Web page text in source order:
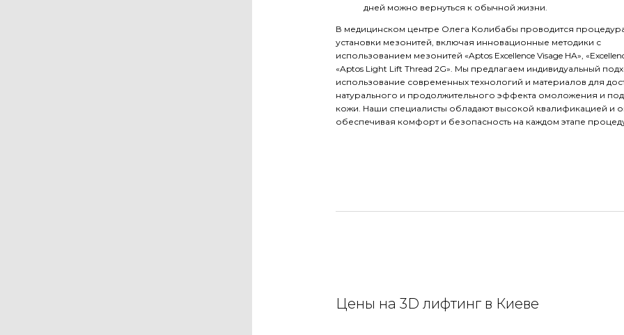
дней можно вернуться к обычной жизни.
В медицинском центре Олега Колибабы проводится
установки мезонитей, включая инновационные методики с
использованием мезонитей «Aptos Excellence Visage HA»,
«Aptos Light Lift Thread 2G». Мы предлагаем индивидуальный
использование современных технологий и материалов для
натурального и продолжительного эффекта омоложения и
кожи. Наши специалисты обладают высокой квалификацией и
обеспечивая комфорт и безопасность на каждом этапе
Цены на 3D лифтинг в Киеве